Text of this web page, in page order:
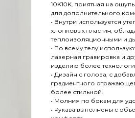
10K10K, приятная на
для дополнительного
• Внутри используется
хлопковых пластин,
теплоизоляционными и
• По всему телу
лазерная гравировка и
изделию более
• Дизайн с голова, с
градиентного
более стильной.
• Молния по бокам для
• Рукава выполнены с